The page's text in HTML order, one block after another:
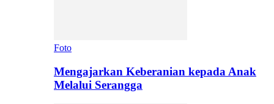
Foto
Mengajarkan Keberanian kepada Anak
Melalui Serangga